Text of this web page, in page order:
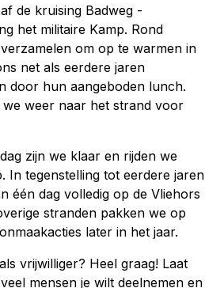
de kruising Badweg -
het militaire Kamp. Rond
om op te warmen in
net als eerdere jaren
door hun aangeboden lunch.
weer naar het strand voor
zijn we klaar en rijden we
In tegenstelling tot eerdere jaren
één dag volledig op de Vliehors
stranden pakken we op
later in het jaar.
vrijwilliger? Heel graag! Laat
mensen je wilt deelnemen en